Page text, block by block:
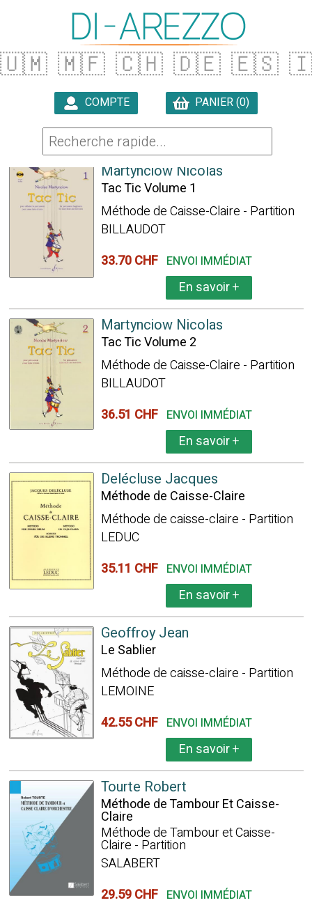
🇺🇲 🇲🇫 🇨🇭 🇩🇪 🇪🇸
COMPTE PANIER (0)
40 ARTICLES TROUVÉS
Martynciow Nicolas
Tac Tic Volume 1
Méthode de Caisse-Claire - Partition
BILLAUDOT
33.70 CHF ENVOI IMMÉDIAT
En savoir+
Martynciow Nicolas
Tac Tic Volume 2
Méthode de Caisse-Claire - Partition
BILLAUDOT
36.51 CHF ENVOI IMMÉDIAT
En savoir+
Delécluse Jacques
Méthode de Caisse-Claire
Méthode de caisse-claire - Partition
LEDUC
35.11 CHF ENVOI IMMÉDIAT
En savoir+
Geoffroy Jean
Le Sablier
Méthode de caisse-claire - Partition
LEMOINE
42.55 CHF ENVOI IMMÉDIAT
En savoir+
Tourte Robert
Méthode de Tambour Et Caisse-
Claire
Méthode de Tambour et Caisse-
Claire - Partition
SALABERT
29.59 CHF ENVOI IMMÉDIAT